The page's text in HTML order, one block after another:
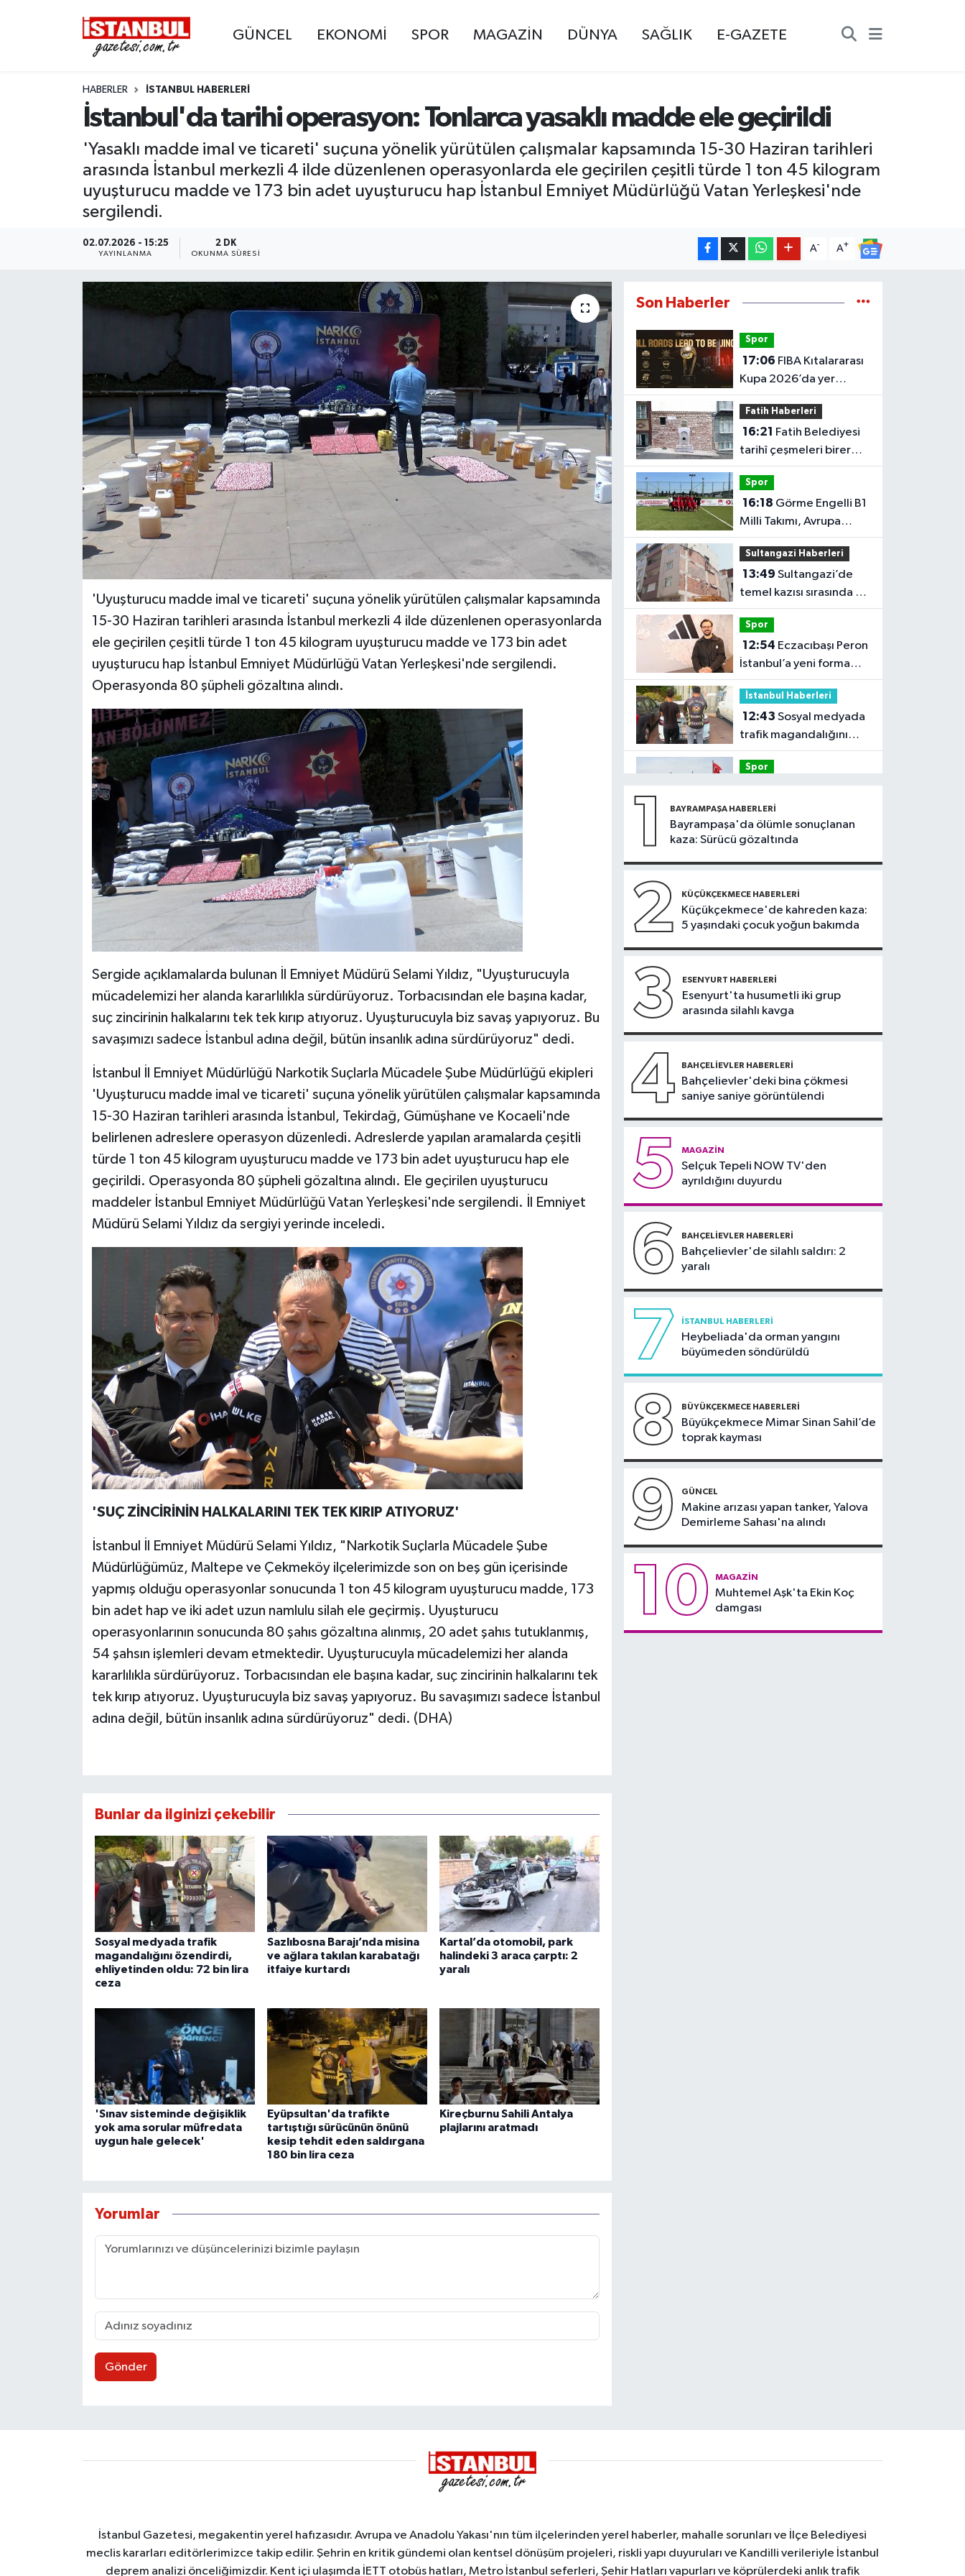
GÜNCEL EKONOMİ SPOR MAGAZİN DÜNYA SAĞLIK E-GAZETE
HABERLER İSTANBUL HABERLERI
İstanbul'da tarihi operasyon: Tonlarca yasaklı madde ele geçirildi
'Yasaklı madde imal ve ticareti' suçuna yönelik yürütülen çalışmalar kapsamında 15-30 Haziran tarihleri
arasında İstanbul merkezli 4 ilde düzenlenen operasyonlarda ele geçirilen çeşitli türde 1 ton 45 kilogram
uyuşturucu madde ve 173 bin adet uyuşturucu hap İstanbul Emniyet Müdürlüğü Vatan Yerleşkesi'nde
sergilendi.
02.07.2026 - 15:25
YAYINLANMA
2 DK
OKUNMA SÜRESI
A- A+
'Uyuşturucu madde imal ve ticareti' suçuna yönelik yürütülen çalışmalar kapsamında
15-30 Haziran tarihleri arasında İstanbul merkezli 4 ilde düzenlenen operasyonlarda
ele geçirilen çeşitli türde 1 ton 45 kilogram uyuşturucu madde ve 173 bin adet
uyuşturucu hap İstanbul Emniyet Müdürlüğü Vatan Yerleşkesi'nde sergilendi.
Operasyonda 80 şüpheli gözaltına alındı.
Sergide açıklamalarda bulunan İl Emniyet Müdürü Selami Yıldız, "Uyuşturucuyla
mücadelemizi her alanda kararlılıkla sürdürüyoruz. Torbacısından ele başına kadar,
suç zincirinin halkalarını tek tek kırıp atıyoruz. Uyuşturucuyla biz savaş yapıyoruz. Bu
savaşımızı sadece İstanbul adına değil, bütün insanlık adına sürdürüyoruz" dedi.
İstanbul İl Emniyet Müdürlüğü Narkotik Suçlarla Mücadele Şube Müdürlüğü ekipleri
'Uyuşturucu madde imal ve ticareti' suçuna yönelik yürütülen çalışmalar kapsamında
15-30 Haziran tarihleri arasında İstanbul, Tekirdağ, Gümüşhane ve Kocaeli'nde
belirlenen adreslere operasyon düzenledi. Adreslerde yapılan aramalarda çeşitli
türde 1 ton 45 kilogram uyuşturucu madde ve 173 bin adet uyuşturucu hap ele
geçirildi. Operasyonda 80 şüpheli gözaltına alındı. Ele geçirilen uyuşturucu
maddeler İstanbul Emniyet Müdürlüğü Vatan Yerleşkesi'nde sergilendi. İl Emniyet
Müdürü Selami Yıldız da sergiyi yerinde inceledi.
'SUÇ ZİNCİRİNİN HALKALARINI TEK TEK KIRIP ATIYORUZ'
İstanbul İl Emniyet Müdürü Selami Yıldız, "Narkotik Suçlarla Mücadele Şube
Müdürlüğümüz, Maltepe ve Çekmeköy ilçelerimizde son on beş gün içerisinde
yapmış olduğu operasyonlar sonucunda 1 ton 45 kilogram uyuşturucu madde, 173
bin adet hap ve iki adet uzun namlulu silah ele geçirmiş. Uyuşturucu
operasyonlarının sonucunda 80 şahıs gözaltına alınmış, 20 adet şahıs tutuklanmış,
54 şahsın işlemleri devam etmektedir. Uyuşturucuyla mücadelemizi her alanda
kararlılıkla sürdürüyoruz. Torbacısından ele başına kadar, suç zincirinin halkalarını tek
tek kırıp atıyoruz. Uyuşturucuyla biz savaş yapıyoruz. Bu savaşımızı sadece İstanbul
adına değil, bütün insanlık adına sürdürüyoruz" dedi. (DHA)
Bunlar da ilginizi çekebilir
Sosyal medyada trafik
magandalığını özendirdi,
ehliyetinden oldu: 72 bin lira
ceza
Sazlıbosna Barajı’nda misina
ve ağlara takılan karabatağı
itfaiye kurtardı
Kartal’da otomobil, park
halindeki 3 araca çarptı: 2
yaralı
'Sınav sisteminde değişiklik
yok ama sorular müfredata
uygun hale gelecek'
Eyüpsultan'da trafikte
tartıştığı sürücünün önünü
kesip tehdit eden saldırgana
180 bin lira ceza
Kireçburnu Sahili Antalya
plajlarını aratmadı
Yorumlar
Gönder
Son Haberler
Spor
17:06
Kupa 2026’da yer
alacak takımlar belli
oldu
Fatih Haberleri
16:21
tarihî çeşmeleri birer
birer ayağa kaldırıyor
Spor
16:18
Milli Takımı, Avrupa
Şampiyonası'na Riva'da
hazırlanıyor
Sultangazi Haberleri
13:49
temel kazısı sırasında 2
bina tahliye edildi
Spor
12:54
İstanbul’a yeni forma
sponsoru
İstanbul Haberleri
12:43
trafik magandalığını
özendirdi, ehliyetinden
oldu: 72 bin lira ceza
Spor
Lig'de günün VAR'ları
açıklandı
Sağlık
teknolojiyle uzuv
kayıpları önleniyor'
Güncel
11:28Türkiye'nin en iyi
simitleri listesi İzmitlileri
Güncel
11:22Adadan, adaya
denizin içinden
yürüyerek geçiyorlar
1 BAYRAMPAŞA HABERLERI
Bayrampaşa'da ölümle sonuçlanan
kaza: Sürücü gözaltında
2 KÜÇÜKÇEKMECE HABERLERI
Küçükçekmece'de kahreden kaza:
5 yaşındaki çocuk yoğun bakımda
3 ESENYURT HABERLERI
Esenyurt'ta husumetli iki grup
arasında silahlı kavga
4 BAHÇELIEVLER HABERLERI
Bahçelievler'deki bina çökmesi
saniye saniye görüntülendi
5 MAGAZIN
Selçuk Tepeli NOW TV'den
ayrıldığını duyurdu
6 BAHÇELIEVLER HABERLERI
Bahçelievler'de silahlı saldırı: 2
yaralı
7 İSTANBUL HABERLERI
Heybeliada'da orman yangını
büyümeden söndürüldü
8 BÜYÜKÇEKMECE HABERLERI
Büyükçekmece Mimar Sinan Sahil’de
toprak kayması
9 GÜNCEL
Makine arızası yapan tanker, Yalova
Demirleme Sahası'na alındı
10 MAGAZIN
Muhtemel Aşk'ta Ekin Koç
damgası
İstanbul Gazetesi, megakentin yerel hafızasıdır. Avrupa ve Anadolu Yakası'nın tüm ilçelerinden yerel haberler, mahalle sorunları ve İlçe Belediyesi
meclis kararları editörlerimizce takip edilir. Şehrin en kritik gündemi olan kentsel dönüşüm projeleri, riskli yapı duyuruları ve Kandilli verileriyle İstanbul
deprem analizi önceliğimizdir. Kent içi ulaşımda İETT otobüs hatları, Metro İstanbul seferleri, Şehir Hatları vapurları ve köprülerdeki anlık trafik
EKONOMİ
İSTANBUL
MAGAZİN
KURUMSAL
Nöbetçi Eczaneler
Hava Durumu
Trafik Durumu
Süper Lig Puan Durumu ve Fikstür
Tüm Manşetler
Son Dakika Haberleri